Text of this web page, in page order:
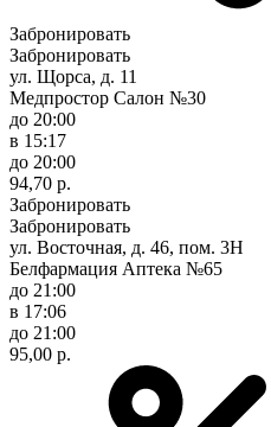
Забронировать
Забронировать
ул. Щорса, д. 11
Медпростор Салон №30
до 20:00
в 15:17
до 20:00
94,70 р.
Забронировать
Забронировать
ул. Восточная, д. 46, пом. 3Н
Белфармация Аптека №65
до 21:00
в 17:06
до 21:00
95,00 р.